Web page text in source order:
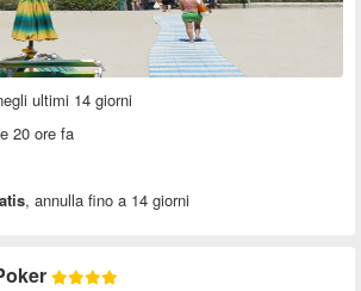
ultimi 14 giorni
20 ore fa
, annulla fino a 14 giorni